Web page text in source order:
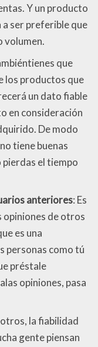
Y un producto
ser preferible que
volumen.
que
los productos que
un dato fiable
en consideración
De modo
tiene buenas
pierdas el tiempo
anteriores: Es
opiniones de otros
es una
personas como tú
préstale
opiniones, pasa
la fiabilidad
gente piensan